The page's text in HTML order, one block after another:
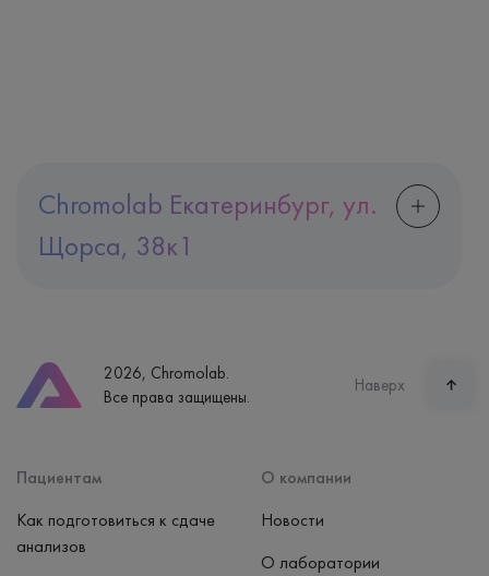
Chromolab Екатеринбург, ул.
Щорса, 38к1
Часы работы
пн-вс: 7:30-15:00
2026, Chromolab.
Все права защищены.
Наверх
Пациентам
Как подготовиться к сдаче
анализов
О компании
Новости
О лаборатории